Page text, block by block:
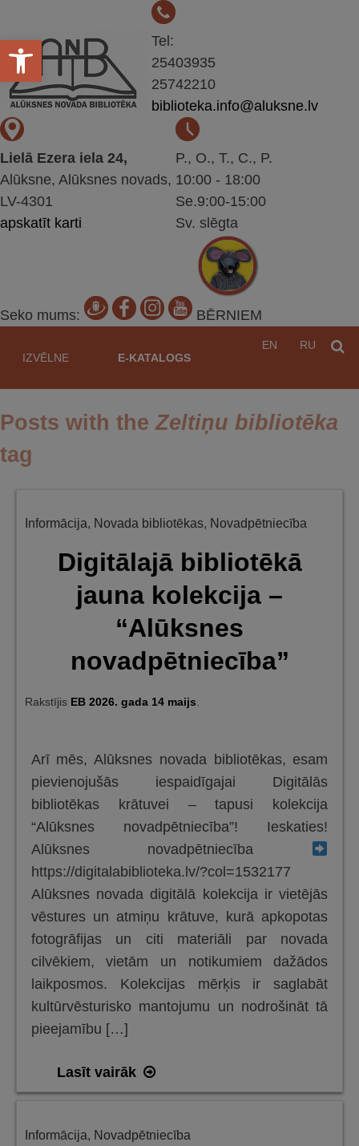
Open toolbar
Tel:
25403935
25742210
biblioteka.info@aluksne.lv
Lielā Ezera iela 24,
Alūksne, Alūksnes novads,
LV-4301
apskatīt karti
P., O., T., C., P.
10:00 - 18:00
Se.9:00-15:00
Sv. slēgta
Seko mums:
BĒRNIEM
IZVĒLNE E-KATALOGS
EN RU
Posts with theZeltiņu bibliotēka
tag
Informācija, Novada bibliotēkas, Novadpētniecība
Digitālajā bibliotēkā
jauna kolekcija –
“Alūksnes
novadpētniecība”
Rakstījis EB 2026. gada 14 maijs.
Arī mēs, Alūksnes novada bibliotēkas, esam
pievienojušās iespaidīgajai Digitālās
bibliotēkas krātuvei – tapusi kolekcija
“Alūksnes novadpētniecība”! Ieskaties!
Alūksnes novadpētniecība
https://digitalabiblioteka.lv/?col=1532177
Alūksnes novada digitālā kolekcija ir vietējās
vēstures un atmiņu krātuve, kurā apkopotas
fotogrāfijas un citi materiāli par novada
cilvēkiem, vietām un notikumiem dažādos
laikposmos. Kolekcijas mērķis ir saglabāt
kultūrvēsturisko mantojumu un nodrošināt tā
pieejamību […]
Lasīt vairāk
bibliotēkā
kolekcija
Informācija, Novadpētniecība